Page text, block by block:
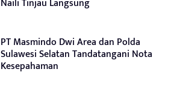
Naili Tinjau Langsung
PT Masmindo Dwi Area dan Polda
Sulawesi Selatan Tandatangani Nota
Kesepahaman